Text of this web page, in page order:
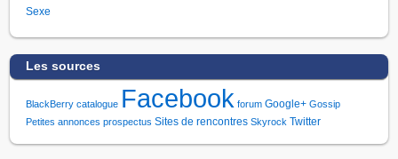
Sexe
Les sources
BlackBerry catalogue Facebook forum Google+ Gossip
Petites annonces prospectus Sites de rencontres Skyrock Twitter